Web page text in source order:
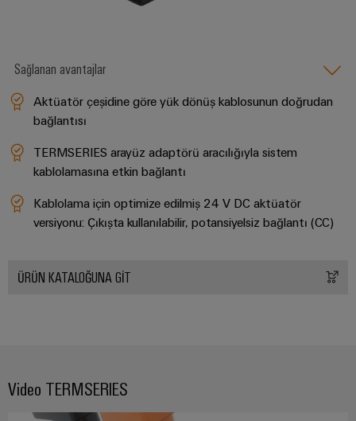
Sağlanan avantajlar
Aktüatör çeşidine göre yük dönüş kablosunun doğrudan
bağlantısı
TERMSERIES arayüz adaptörü aracılığıyla sistem
kablolamasına etkin bağlantı
Kablolama için optimize edilmiş 24 V DC aktüatör
versiyonu: Çıkışta kullanılabilir, potansiyelsiz bağlantı (CC)
ÜRÜN KATALOĞUNA GİT
Video TERMSERIES